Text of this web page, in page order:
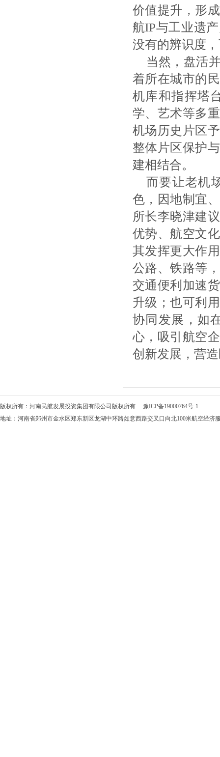
价值提升，形
航IP与工业遗
没有的辨识度
当然，盘活
着所在城市的
机库和指挥塔
学、艺术等多
机场历史片区
整体片区保护
建相结合。
而要让老机
色，因地制宜
所长李晓津建
优势、航空文
其发挥更大作
公路、铁路等
交通便利加速
升级；也可利
协同发展，如
心，吸引航空
创新发展，营
版权所有：河南民航发展投资集团有限公司版权所有 豫ICP备19000764号-1
地址：河南省郑州市金水区郑东新区龙湖中环路如意西路交叉口向北100米航空经济